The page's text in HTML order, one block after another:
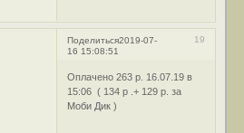
Поделиться 19
2019-07-
16 15:08:51
Оплачено 263 р. 16.07.19 в
15:06 ( 134 р .+ 129 р. за
Моби Дик )